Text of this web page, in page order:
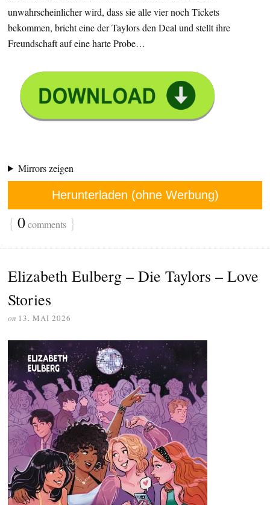
unwahrscheinlicher wird, dass sie alle vier noch Tickets
bekommen, bricht eine der Taylors den Deal und stellt ihre
Freundschaft auf eine harte Probe…
Mirrors zeigen
Herunterladen (ohne Werbung)
{ 0comments }
Elizabeth Eulberg – Die Taylors – Love
Stories
on 13. MAI 2026